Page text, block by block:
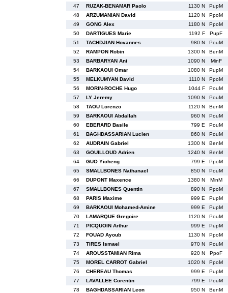
47
RUZAK-BENAMAR Paolo 1130 N
PupM
48
ARZUMANIAN David 1120 N
PpoM
49
GONG Alex 1180 N
PpoM
50
DARTIGUES Marie 1192 F
PupF
51
TACHDJIAN Hovannes 980 N
PouM
52
RAMPON Robin 1300 N
BenM
53
BARBARYAN Ani 1090 N
MinF
54
BARKAOUI Omar 1080 N
PupM
55
MELKUMYAN David 1110 N
PpoM
56
MORIN-ROCHE Hugo 1044 F
PouM
57
LY Jeremy 1090 N
PouM
58
TAOU Lorenzo 1120 N
BenM
59
BARKAOUI Abdallah 960 N
PouM
60
EBERARD Basile 799 E
PouM
61
BAGHDASSARIAN Lucien 860 N
PouM
62
AUDRAIN Gabriel 1300 N
BenM
63
GOUILLOUD Adrien 1240 N
BenM
64
GUO Yicheng 799 E
PpoM
65
SMALLBONES Nathanael 850 N
PouM
66
DUPONT Maxence 1380 N
MinM
67
SMALLBONES Quentin 890 N
PpoM
68
PARIS Maxime 999 E
PupM
69
BARKAOUI Mohamed-Amine 999 E
PupM
70
LAMARQUE Gregoire 1120 N
PouM
71
PICQUOIN Arthur 999 E
PupM
72
FOUAD Ayoub 1130 N
PpoM
73
TIRES Ismael 970 N
PouM
74
AROUSSTAMIAN Rima 920 N
PpoF
75
MOREL CARROT Gabriel 1020 N
PpoM
76
CHEREAU Thomas 999 E
PupM
77
LAVALLEE Corentin 799 E
PouM
78
BAGHDASSARIAN Leon 950 N
BenM